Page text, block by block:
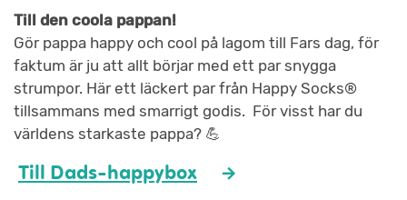
Till den coola pappan!
Gör pappa happy och cool på lagom till Fars dag, för
faktum är ju att allt börjar med ett par snygga
strumpor. Här ett läckert par från Happy Socks®
tillsammans med smarrigt godis. För visst har du
världens starkaste pappa? 💪
Till Dads-happybox